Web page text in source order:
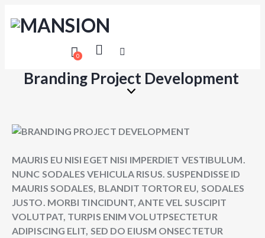
0
Branding Project Development
MAURIS EU NISI EGET NISI IMPERDIET VESTIBULUM.
NUNC SODALES VEHICULA RISUS. SUSPENDISSE ID
MAURIS SODALES, BLANDIT TORTOR EU, SODALES
JUSTO. MORBI TINCIDUNT, ANTE VEL SUSCIPIT
VOLUTPAT, TURPIS ENIM VOLUTPSECTETUR
ADIPISCING ELIT, SED DO EIUSM ONSECTETUR